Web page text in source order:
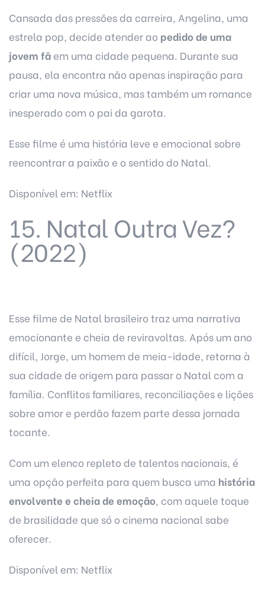
Cansada das pressões da carreira, Angelina, uma
estrela pop, decide atender ao pedido de uma
jovem fã em uma cidade pequena. Durante sua
pausa, ela encontra não apenas inspiração para
criar uma nova música, mas também um romance
inesperado com o pai da garota.
Esse filme é uma história leve e emocional sobre
reencontrar a paixão e o sentido do Natal.
Disponível em: Netflix
15. Natal Outra Vez?
(2022)
Esse filme de Natal brasileiro traz uma narrativa
emocionante e cheia de reviravoltas. Após um ano
difícil, Jorge, um homem de meia-idade, retorna à
sua cidade de origem para passar o Natal com a
família. Conflitos familiares, reconciliações e lições
sobre amor e perdão fazem parte dessa jornada
tocante.
Com um elenco repleto de talentos nacionais, é
uma opção perfeita para quem busca uma história
envolvente e cheia de emoção, com aquele toque
de brasilidade que só o cinema nacional sabe
oferecer.
Disponível em: Netflix